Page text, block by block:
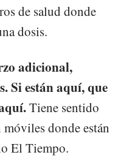
de salud donde
dosis.
adicional,
Si están aquí, que
Tiene sentido
donde están
El Tiempo.